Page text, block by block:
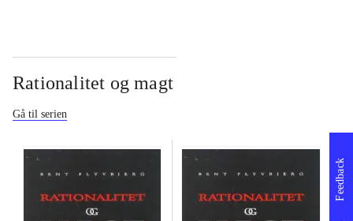
Rationalitet og magt
Gå til serien
Feedback